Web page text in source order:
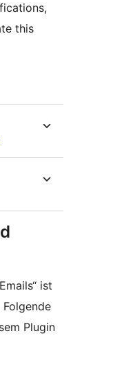
this
ist
Plugin